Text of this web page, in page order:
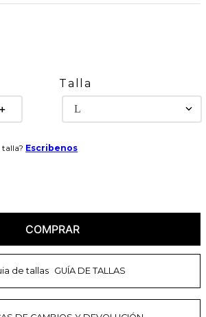
＋
Talla
L
Escribenos
COMPRAR
GUÍA DE TALLAS